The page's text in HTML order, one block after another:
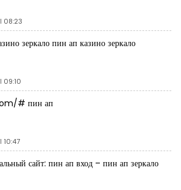
08:23
зеркало пин ап казино зеркало
09:10
# пин ап
10:47
сайт: пин ап вход – пин ап зеркало